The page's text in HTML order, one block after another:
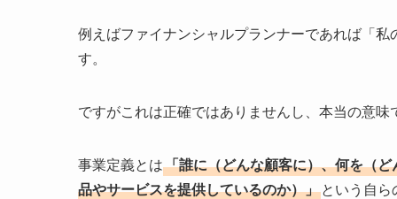
例えばファイナンシャルプランナーであれば「
す。
ですがこれは正確ではありませんし、本当の意味
事業定義とは「誰に（どんな顧客に）、何を（
品やサービスを提供しているのか）」という自